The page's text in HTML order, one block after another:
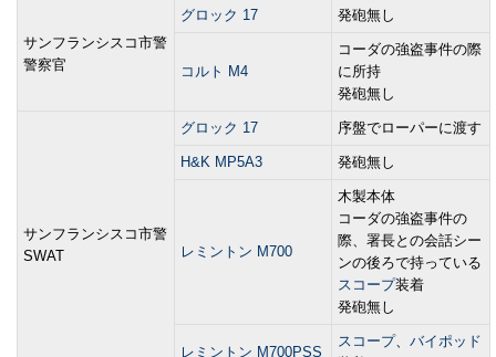
サンフランシスコ市警
警察官
グロック 17 発砲無し
コルト M4
コーダの強盗事件の際
に所持
発砲無し
サンフランシスコ市警
SWAT
グロック 17 序盤でローパーに渡す
H&K MP5A3 発砲無し
レミントン M700
木製本体
コーダの強盗事件の
際、署長との会話シー
ンの後ろで持っている
スコープ装着
発砲無し
レミントン M700PSS
スコープ、 バイポッド